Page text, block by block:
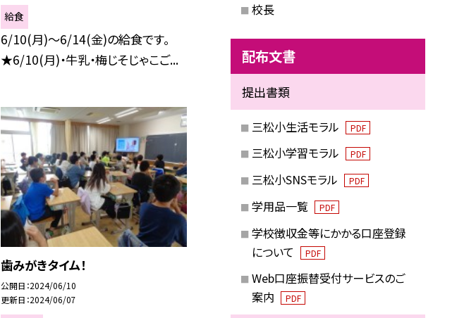
給食
6/10(月)～6/14(金)の給食です。
★6/10(月)・牛乳・梅じそじゃこご...
歯みがきタイム！
公開日 2024/06/10
更新日 2024/06/07
校長
配布文書
提出書類
三松小生活モラル PDF
三松小学習モラル PDF
三松小SNSモラル PDF
学用品一覧 PDF
学校徴収金等にかかる口座登録
について
PDF
Web口座振替受付サービスのご
案内
PDF